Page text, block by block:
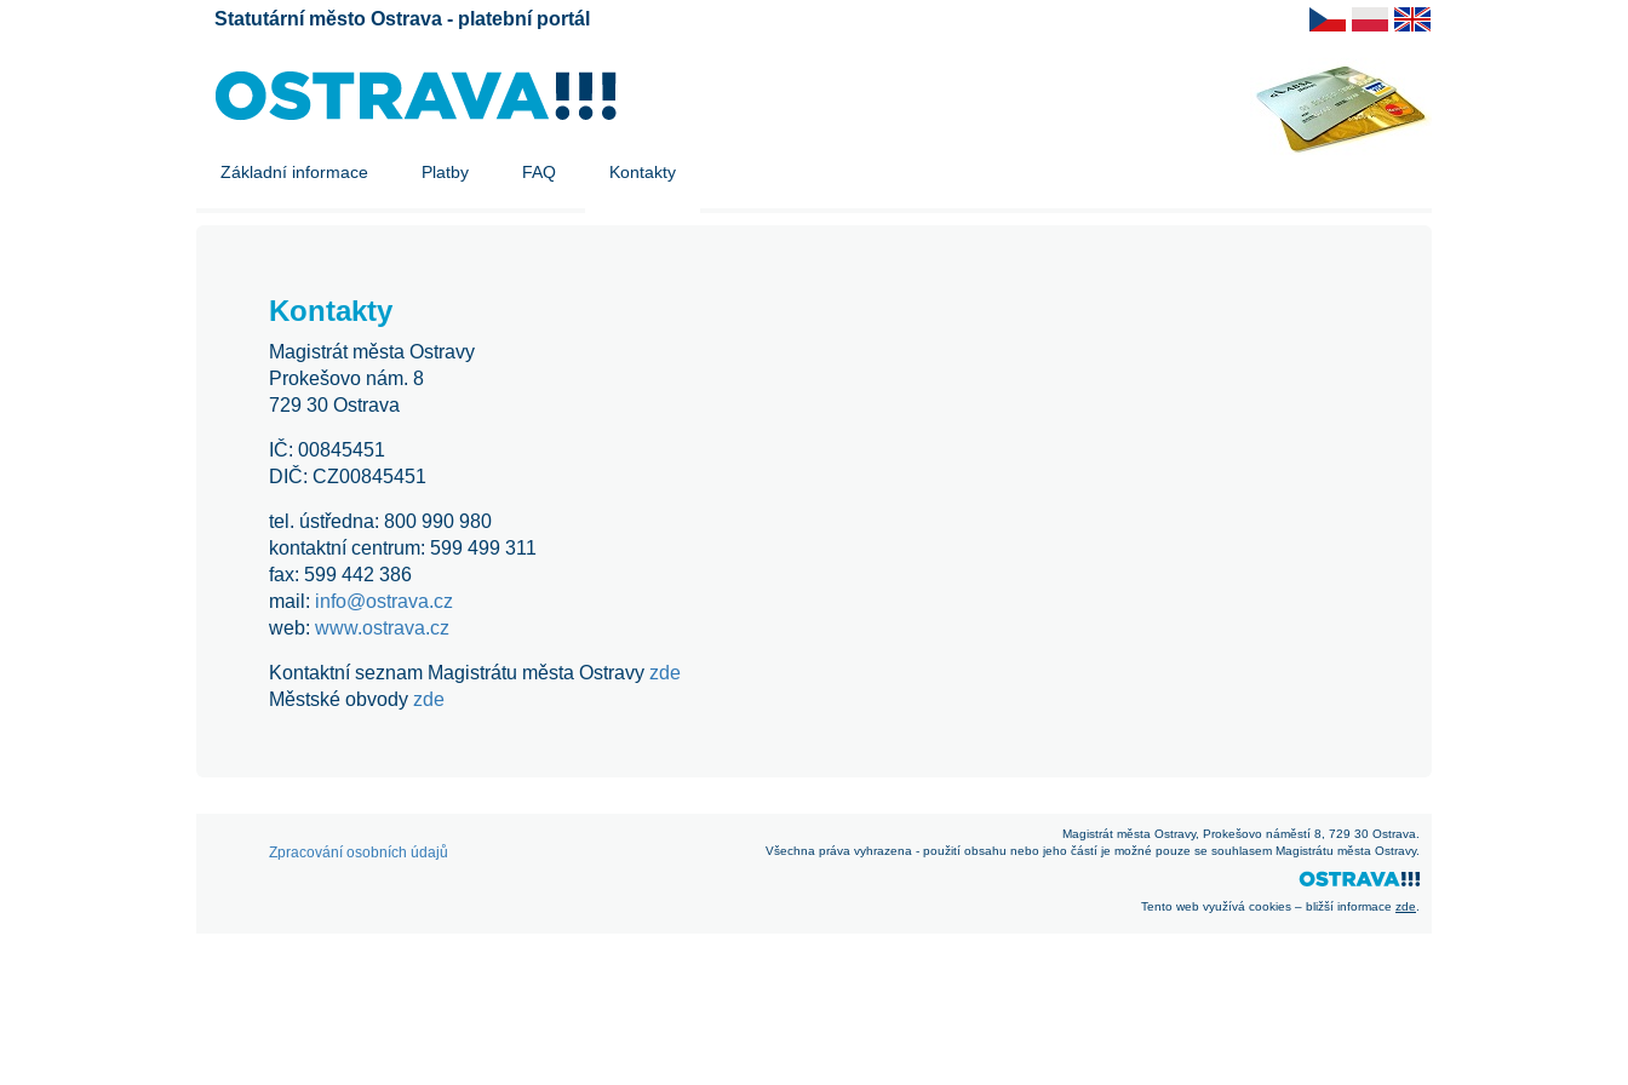
Statutární město Ostrava - platební portál
Základní informace Platby FAQ Kontakty
Kontakty
Magistrát města Ostravy
Prokešovo nám. 8
729 30 Ostrava
IČ: 00845451
DIČ: CZ00845451
tel. ústředna: 800 990 980
kontaktní centrum: 599 499 311
fax: 599 442 386
mail: info@ostrava.cz
web: www.ostrava.cz
Kontaktní seznam Magistrátu města Ostravy zde
Městské obvody zde
Zpracování osobních údajů
Magistrát města Ostravy, Prokešovo náměstí 8, 729 30 Ostrava.
Všechna práva vyhrazena - použití obsahu nebo jeho částí je možné pouze se souhlasem Magistrátu města Ostravy.
Tento web využívá cookies – bližší informace zde